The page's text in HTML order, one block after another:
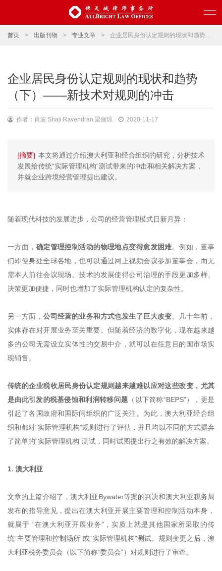
首页 > 出版刊物 > 专业文章 > 企业居民身份认定规则的现状和趋势（下）——新技术对规则的冲击
企业居民身份认定规则的现状和趋势
（下）——新技术对规则的冲击
作者：肖波 Shaji Ravendran 梁俪琼 2020-11-17
[摘要] 本文将通过介绍澳大利亚和经合组织的研究，分析技术
发展给传统“实际管理机构”测试带来的冲击和相关解决方案，
并就企业跨境经营管理提出建议。
随着现代科技的发展进步，公司的经营管理模式日新月异：
一方面， 确定管理控制活动的物理地点变得愈发困难。例如，董事
们即使身处全球各地，也可以通过网上视频会议参加董事会，而无
需本人前往会议现场。技术的发展使得公司治理的手段更加多样、
决策更加便捷，同时也增加了实际管理机构认定的复杂性。
另一方面，公司经营的业务和方式也发生了巨大改变。几十年前，
实体存在对开展业务至关重要。但随着经济的数字化，现在越来越
多的公司无需设立实体性的交易中介，就可以在任意目的国市场实
现销售。
传统的企业税收居民身份认定规则越来越难以应对这些改变，尤其
是由此引发的税基侵蚀和利润转移问题 （以下简称“BEPS”），更是
引起了各国政府和国际间组织的广泛关注。为此，澳大利亚经合组
织和都对“实际管理机构”规则进行了评估，并且均以不同的方式摒弃
了简单的“实际管理机构”测试，同时试图提出行之有效的解决方案。
1. 澳大利亚
文章的上篇介绍了，澳大利亚Bywater等案的判决和澳大利亚税务局
发布的指导意见，提出在澳大利亚开展主要管理和控制活动本身，
就属于 “在澳大利亚开展业务”，实质上就是其他国家所采取的传
统“主要管理和控制场所”或“实际管理机构”测试。规则变更之后，澳
大利亚税务委员会（以下简称“委员会”）对规则进行了审查。